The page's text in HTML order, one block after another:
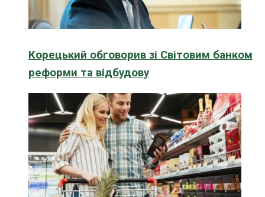
Корецький обговорив зі Світовим банком
реформи та відбудову